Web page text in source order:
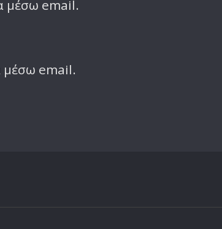
μέσω email.
μέσω email.